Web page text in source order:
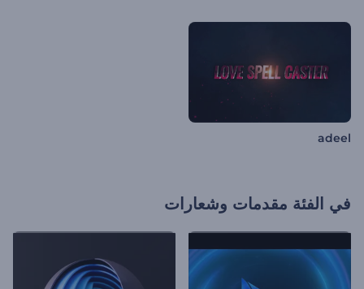
adeel
في الفئة مقدمات وشعارات